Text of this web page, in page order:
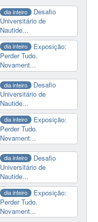
dia inteiro
Desafio
Universitário de
Nautide...
dia inteiro
Exposição:
Perder Tudo.
Novament...
dia inteiro
Desafio
Universitário de
Nautide...
dia inteiro
Exposição:
Perder Tudo.
Novament...
dia inteiro
Desafio
Universitário de
Nautide...
dia inteiro
Exposição:
Perder Tudo.
Novament...